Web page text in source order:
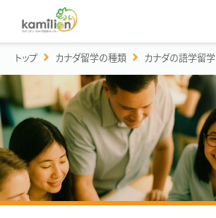
カミリオンについて
留学の種類
学校一覧
トップ カナダ留学の種類 カナダの語学留学